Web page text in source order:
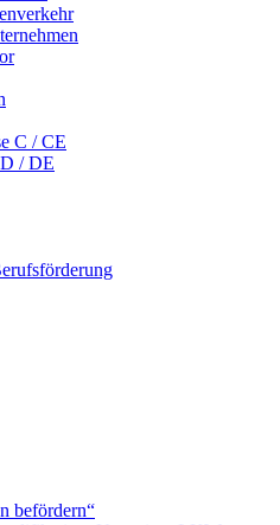
C / CE
/ DE
befördern“